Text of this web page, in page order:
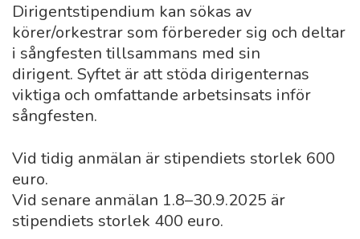
Dirigentstipendium kan sökas av
körer/orkestrar som förbereder sig och deltar
i sångfesten tillsammans med sin
dirigent. Syftet är att stöda dirigenternas
viktiga och omfattande arbetsinsats inför
sångfesten.
Vid tidig anmälan är stipendiets storlek 600
euro.
Vid senare anmälan 1.8–30.9.2025 är
stipendiets storlek 400 euro.